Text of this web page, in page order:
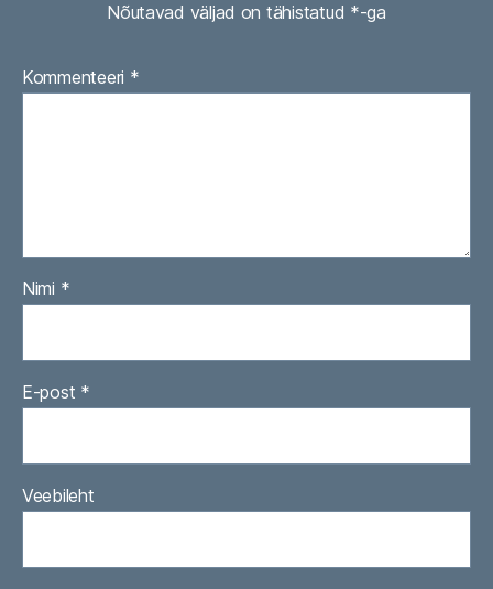
Nõutavad väljad on tähistatud *-ga
Kommenteeri *
Nimi *
E-post *
Veebileht